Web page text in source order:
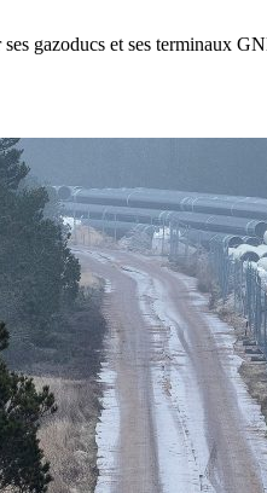
gazoducs et ses terminaux